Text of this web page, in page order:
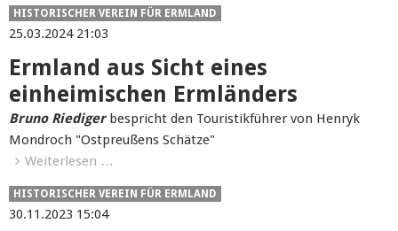
HISTORISCHER VEREIN FÜR ERMLAND
25.03.2024 21:03
Ermland aus Sicht eines
einheimischen Ermländers
Bruno Riediger bespricht den Touristikführer von Henryk
Mondroch "Ostpreußens Schätze"
Weiterlesen …
HISTORISCHER VEREIN FÜR ERMLAND
30.11.2023 15:04